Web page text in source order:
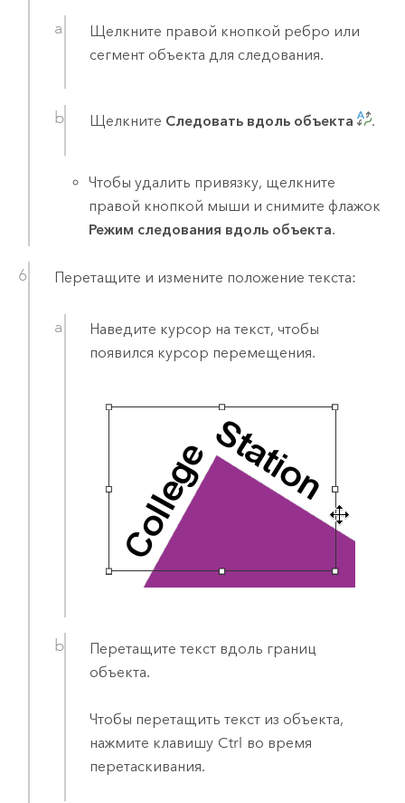
Щелкните правой кнопкой ребро или
сегмент объекта для следования.
Щелкните Следовать вдоль объекта .
Чтобы удалить привязку, щелкните
правой кнопкой мыши и снимите флажок
Режим следования вдоль объекта.
Перетащите и измените положение текста:
Наведите курсор на текст, чтобы
появился курсор перемещения.
Перетащите текст вдоль границ
объекта.
Чтобы перетащить текст из объекта,
нажмите клавишу Ctrl во время
перетаскивания.